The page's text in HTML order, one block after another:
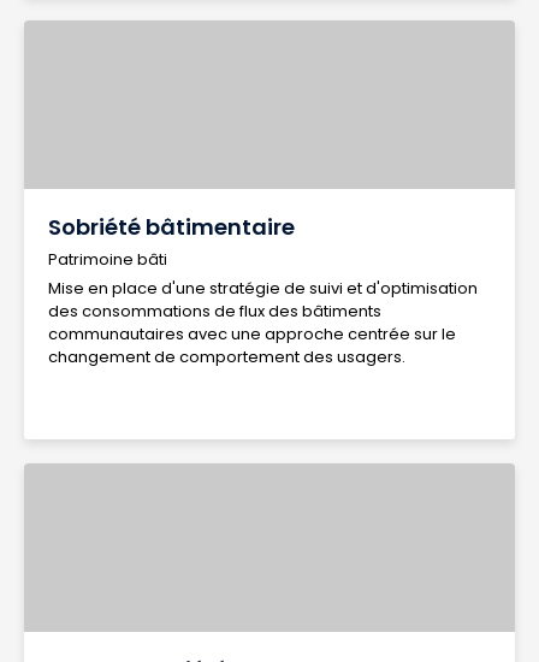
Sobriété bâtimentaire
Patrimoine bâti
Mise en place d'une stratégie de suivi et d'optimisation
des consommations de flux des bâtiments
communautaires avec une approche centrée sur le
changement de comportement des usagers.